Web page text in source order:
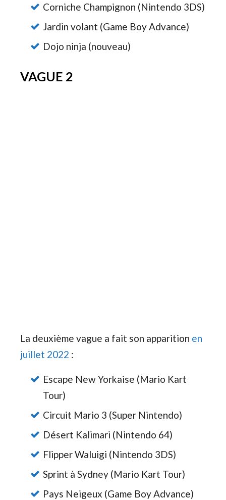
Corniche Champignon (Nintendo 3DS)
Jardin volant (Game Boy Advance)
Dojo ninja (nouveau)
VAGUE 2
La deuxième vague a fait son apparition en
juillet 2022 :
Escape New Yorkaise (Mario Kart
Tour)
Circuit Mario 3 (Super Nintendo)
Désert Kalimari (Nintendo 64)
Flipper Waluigi (Nintendo 3DS)
Sprint à Sydney (Mario Kart Tour)
Pays Neigeux (Game Boy Advance)